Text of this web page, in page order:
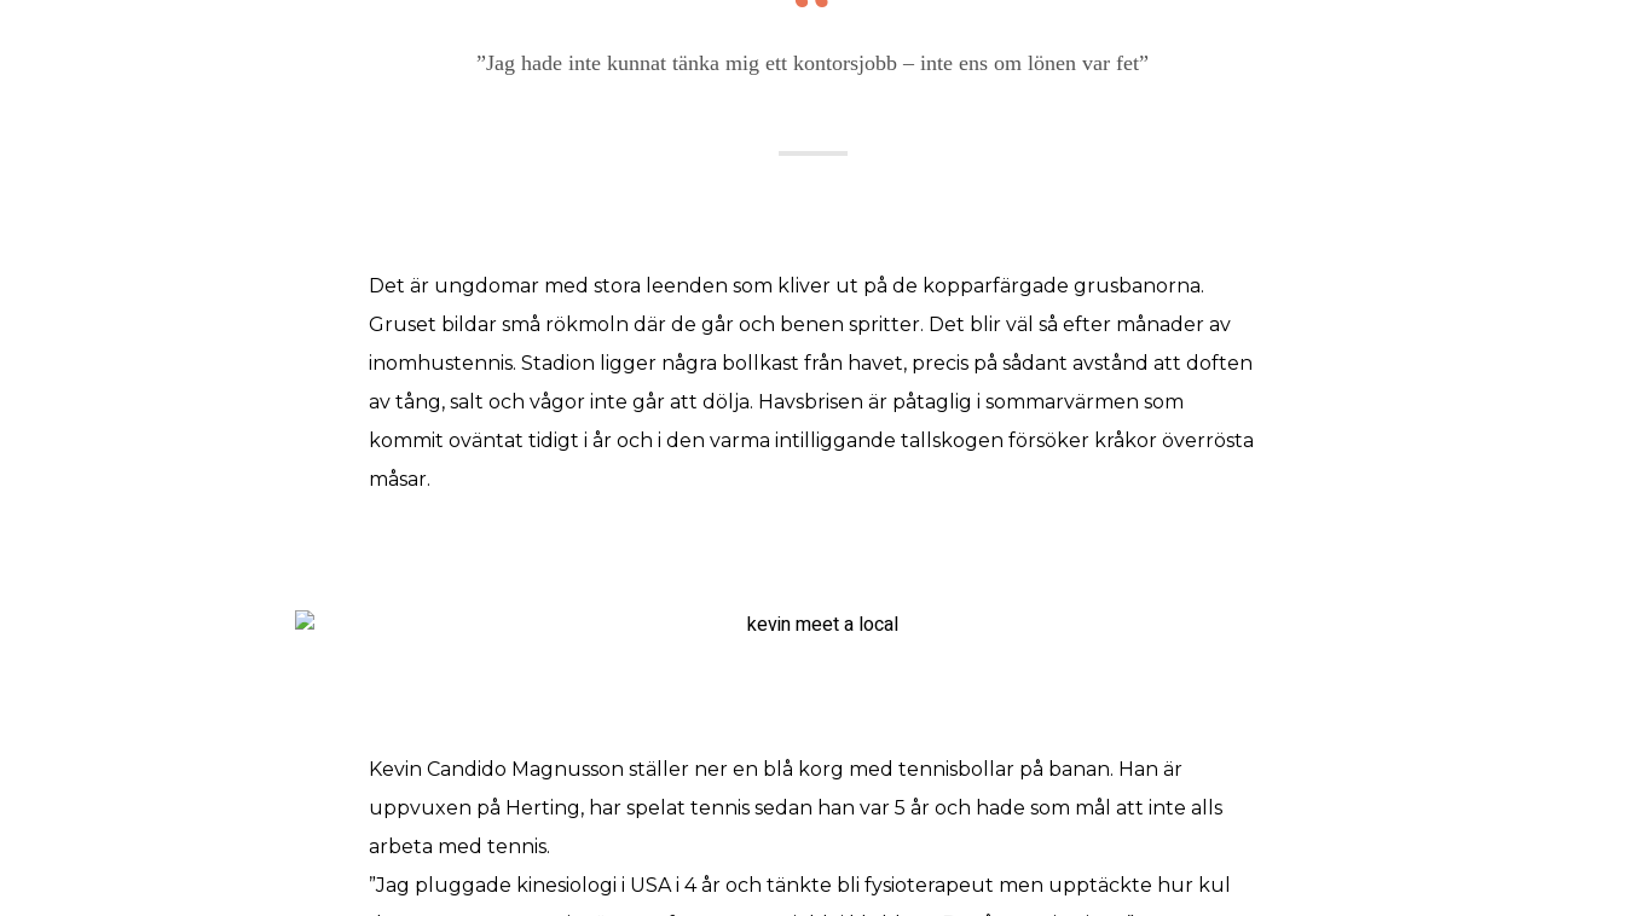
”Jag hade inte kunnat tänka mig ett kontorsjobb – inte ens om lönen var fet”
Det är ungdomar med stora leenden som kliver ut på de kopparfärgade grusbanorna.
Gruset bildar små rökmoln där de går och benen spritter. Det blir väl så efter månader av
inomhustennis. Stadion ligger några bollkast från havet, precis på sådant avstånd att doften
av tång, salt och vågor inte går att dölja. Havsbrisen är påtaglig i sommarvärmen som
kommit oväntat tidigt i år och i den varma intilliggande tallskogen försöker kråkor överrösta
måsar.
Kevin Candido Magnusson ställer ner en blå korg med tennisbollar på banan. Han är
uppvuxen på Herting, har spelat tennis sedan han var 5 år och hade som mål att inte alls
arbeta med tennis.
”Jag pluggade kinesiologi i USA i 4 år och tänkte bli fysioterapeut men upptäckte hur kul